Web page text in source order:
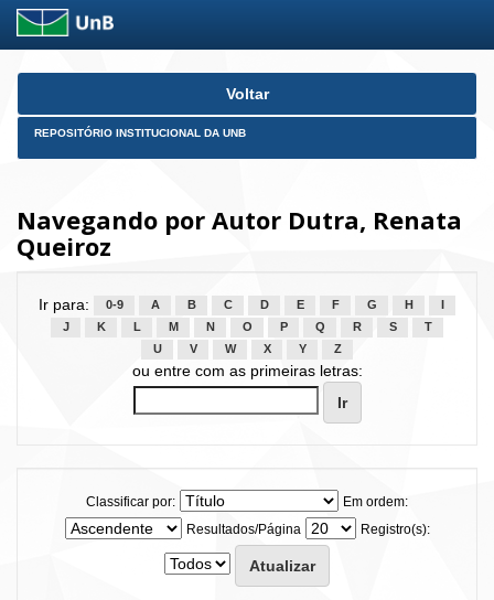
Skip
Voltar
REPOSITÓRIO INSTITUCIONAL DA UNB
Navegando por Autor Dutra, Renata
Queiroz
Ir para: 0-9 A B C D E F G H
J
K L M N O P Q R S
T
U
V W X Y Z
ou entre com as primeiras letras:
Classificar por:
Em ordem:
Resultados/Página
Registro(s):